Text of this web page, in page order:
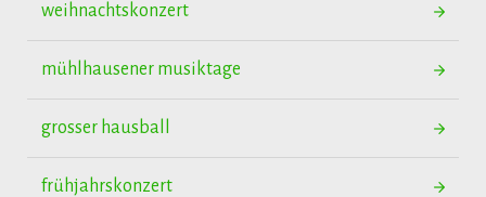
weihnachtskonzert
mühlhausener musiktage
grosser hausball
frühjahrskonzert